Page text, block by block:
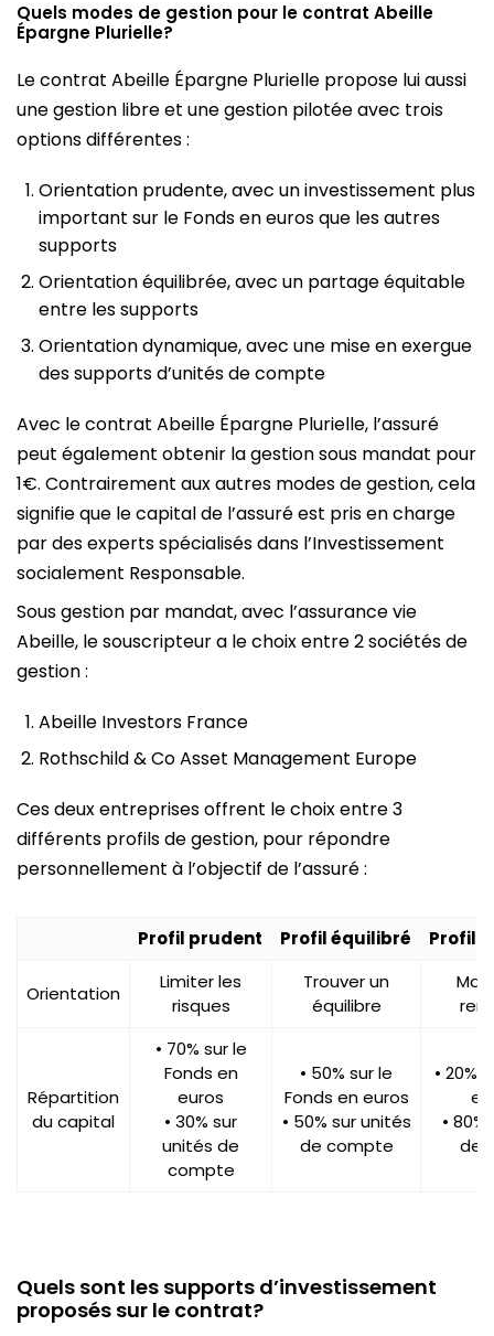
Quels modes de gestion pour le contrat Abeille
Épargne Plurielle?
Le contrat Abeille Épargne Plurielle propose lui aussi
une gestion libre et une gestion pilotée avec trois
options différentes :
Orientation prudente, avec un investissement plus
important sur le Fonds en euros que les autres
supports
Orientation équilibrée, avec un partage équitable
entre les supports
Orientation dynamique, avec une mise en exergue
des supports d’unités de compte
Avec le contrat Abeille Épargne Plurielle, l’assuré
peut également obtenir la gestion sous mandat pour
1€. Contrairement aux autres modes de gestion, cela
signifie que le capital de l’assuré est pris en charge
par des experts spécialisés dans l’Investissement
socialement Responsable.
Sous gestion par mandat, avec l’assurance vie
Abeille, le souscripteur a le choix entre 2 sociétés de
gestion :
Abeille Investors France
Rothschild & Co Asset Management Europe
Ces deux entreprises offrent le choix entre 3
différents profils de gestion, pour répondre
personnellement à l’objectif de l’assuré :
Profil prudent Profil équilibré Profil
Orientation
Limiter les
risques
Trouver un
équilibre
Répartition
du capital
• 70% sur le
Fonds en
euros
• 30% sur
unités de
compte
• 50% sur le
Fonds en euros
• 50% sur unités
de compte
• 20%
•
de
Quels sont les supports d’investissement
proposés sur le contrat?